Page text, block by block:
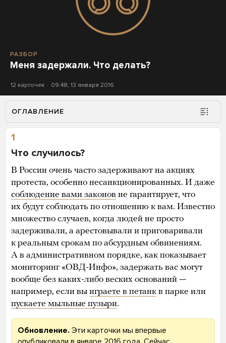
РАЗБОР
Меня задержали. Что делать?
12 карточек 09:48, 13 января 2016
ОГЛАВЛЕНИЕ
1
Что случилось?
В России очень часто задерживают на акциях
протеста, особенно несанкционированных. И даже
соблюдение вами законов не гарантирует, что
их будут соблюдать по отношению к вам. Известно
множество случаев, когда людей не просто
задерживали, а арестовывали и приговаривали
к реальным срокам по абсурдным обвинениям.
А в административном порядке, как показывает
мониторинг «ОВД-Инфо», задержать вас могут
вообще без каких-либо веских оснований —
например, если вы играете в петанк в парке или
пускаете мыльные пузыри.
Обновление. Эти карточки мы впервые